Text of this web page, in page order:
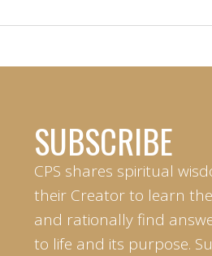
SUBSCRIBE
CPS shares spiritual
their Creator to learn
and rationally find
to life and its purpose.